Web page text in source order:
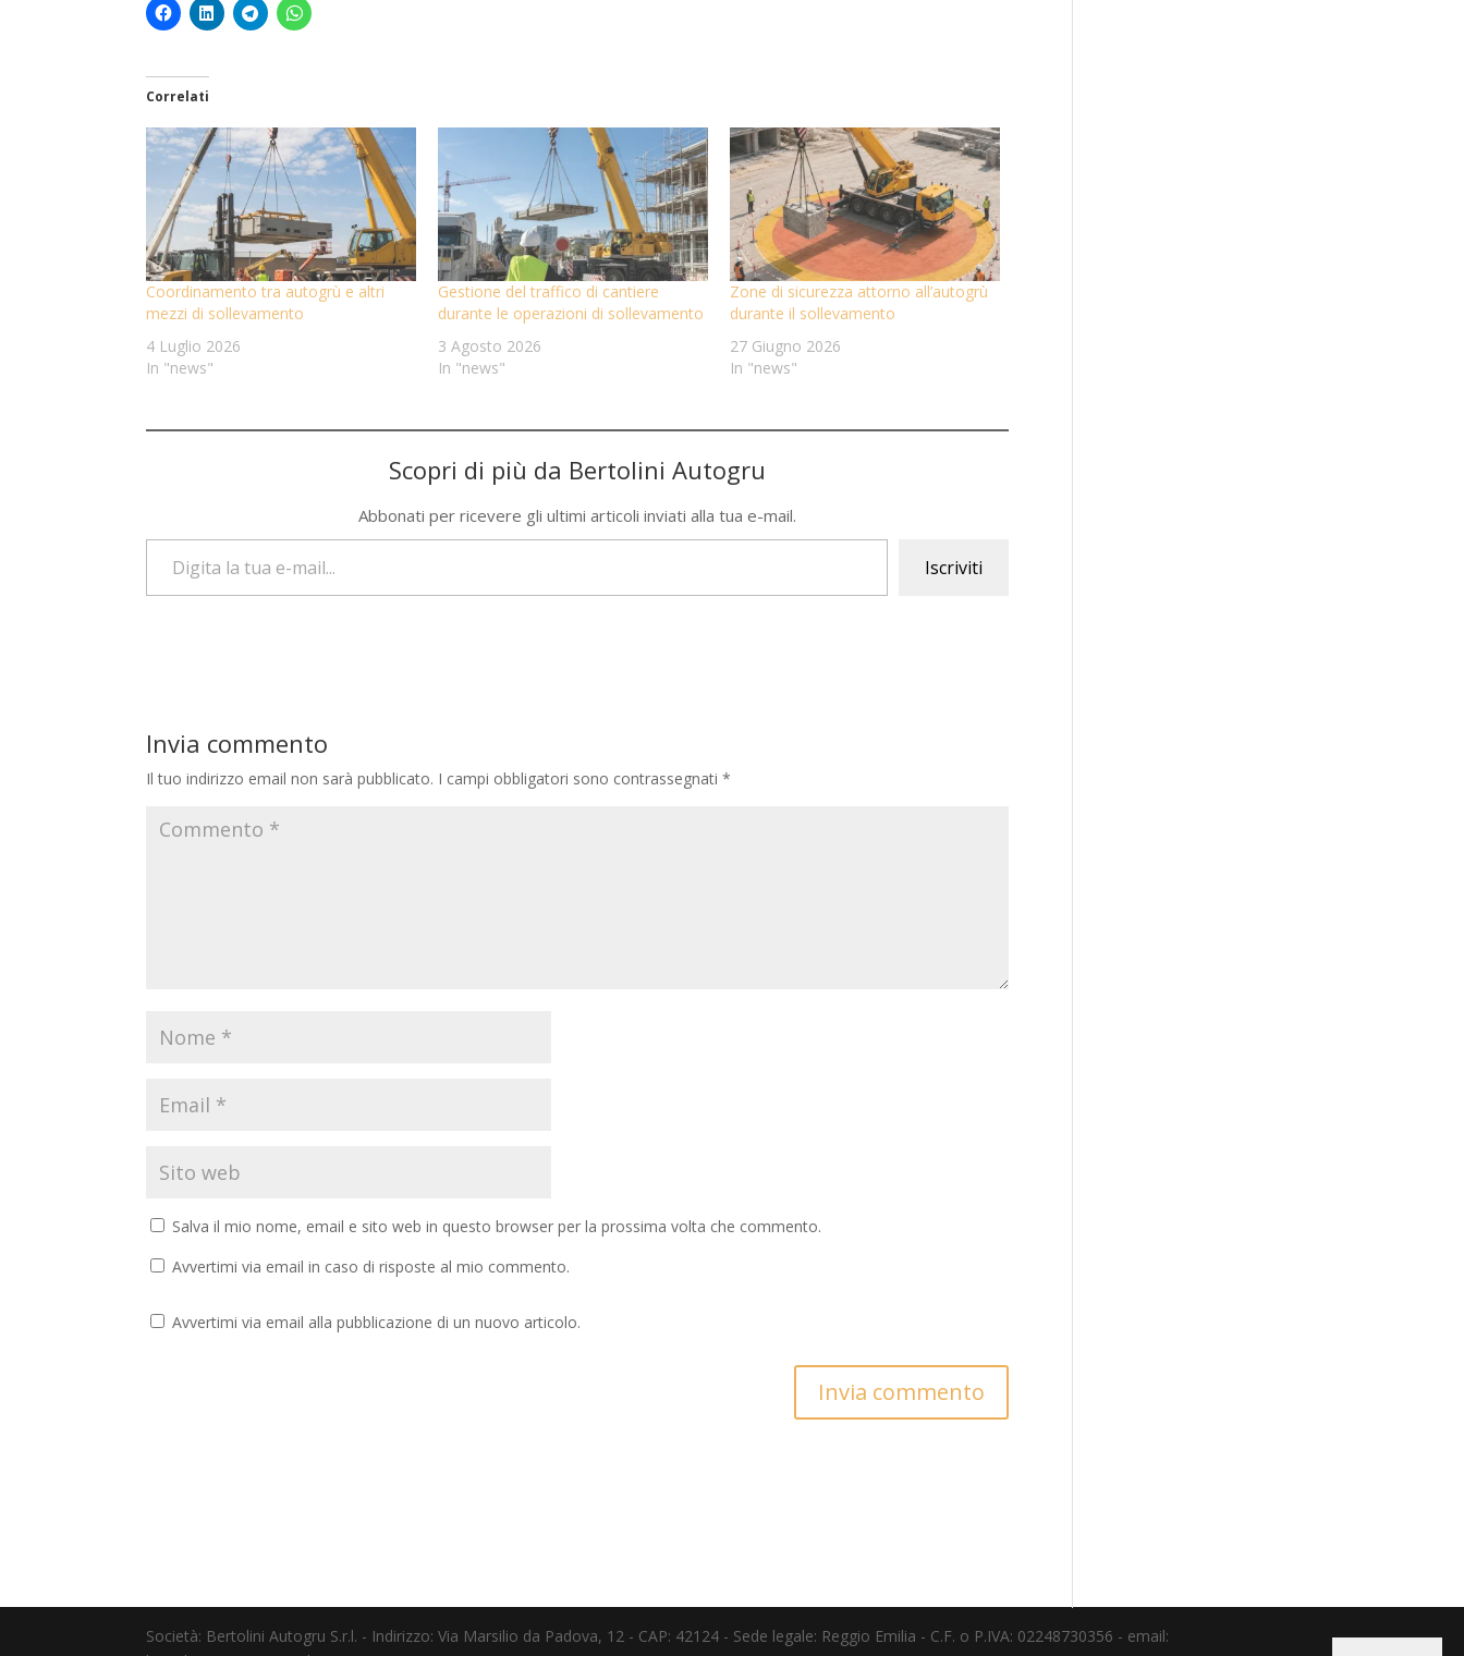
Correlati
Coordinamento tra autogrù e altri
mezzi di sollevamento
4 Luglio 2026
In "news"
Gestione del traffico di cantiere
durante le operazioni di sollevamento
3 Agosto 2026
In "news"
Zone di sicurezza attorno all’autogrù
durante il sollevamento
27 Giugno 2026
In "news"
Scopri di più da Bertolini Autogru
Abbonati per ricevere gli ultimi articoli inviati alla tua e-mail.
Digita la tua e-mail...
Iscriviti
Invia commento
Il tuo indirizzo email non sarà pubblicato. I campi obbligatori sono contrassegnati*
Salva il mio nome, email e sito web in questo browser per la prossima volta che commento.
Avvertimi via email in caso di risposte al mio commento.
Avvertimi via email alla pubblicazione di un nuovo articolo.
Società: Bertolini Autogru S.r.l. - Indirizzo: Via Marsilio da Padova, 12 - CAP: 42124 - Sede legale: Reggio Emilia - C.F. o P.IVA: 02248730356 - email: